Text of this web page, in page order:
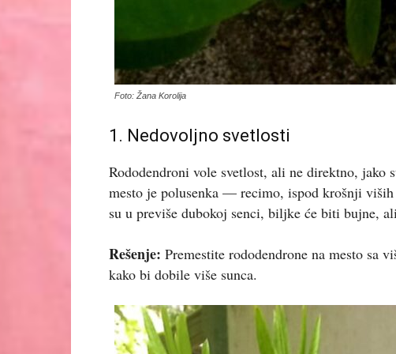
Foto: Žana Korolija
1. Nedovoljno svetlosti
Rododendroni vole svetlost, ali ne direktno, jako
mesto je polusenka — recimo, ispod krošnji
su u previše dubokoj senci, biljke će biti bujne,
Rešenje: Premestite rododendrone na mesto sa
kako bi dobile više sunca.